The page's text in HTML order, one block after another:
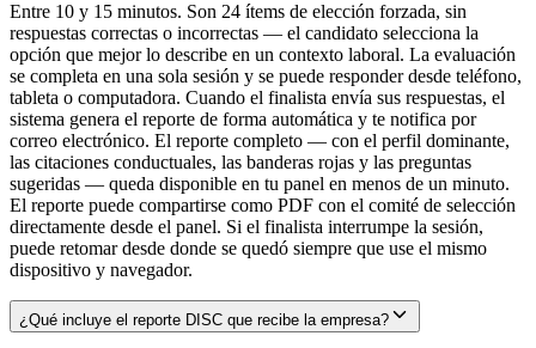
Entre 10 y 15 minutos. Son 24 ítems de elección forzada, sin
respuestas correctas o incorrectas — el candidato selecciona la
opción que mejor lo describe en un contexto laboral. La evaluación
se completa en una sola sesión y se puede responder desde teléfono,
tableta o computadora. Cuando el finalista envía sus respuestas, el
sistema genera el reporte de forma automática y te notifica por
correo electrónico. El reporte completo — con el perfil dominante,
las citaciones conductuales, las banderas rojas y las preguntas
sugeridas — queda disponible en tu panel en menos de un minuto.
El reporte puede compartirse como PDF con el comité de selección
directamente desde el panel. Si el finalista interrumpe la sesión,
puede retomar desde donde se quedó siempre que use el mismo
dispositivo y navegador.
¿Qué incluye el reporte DISC que recibe la empresa?